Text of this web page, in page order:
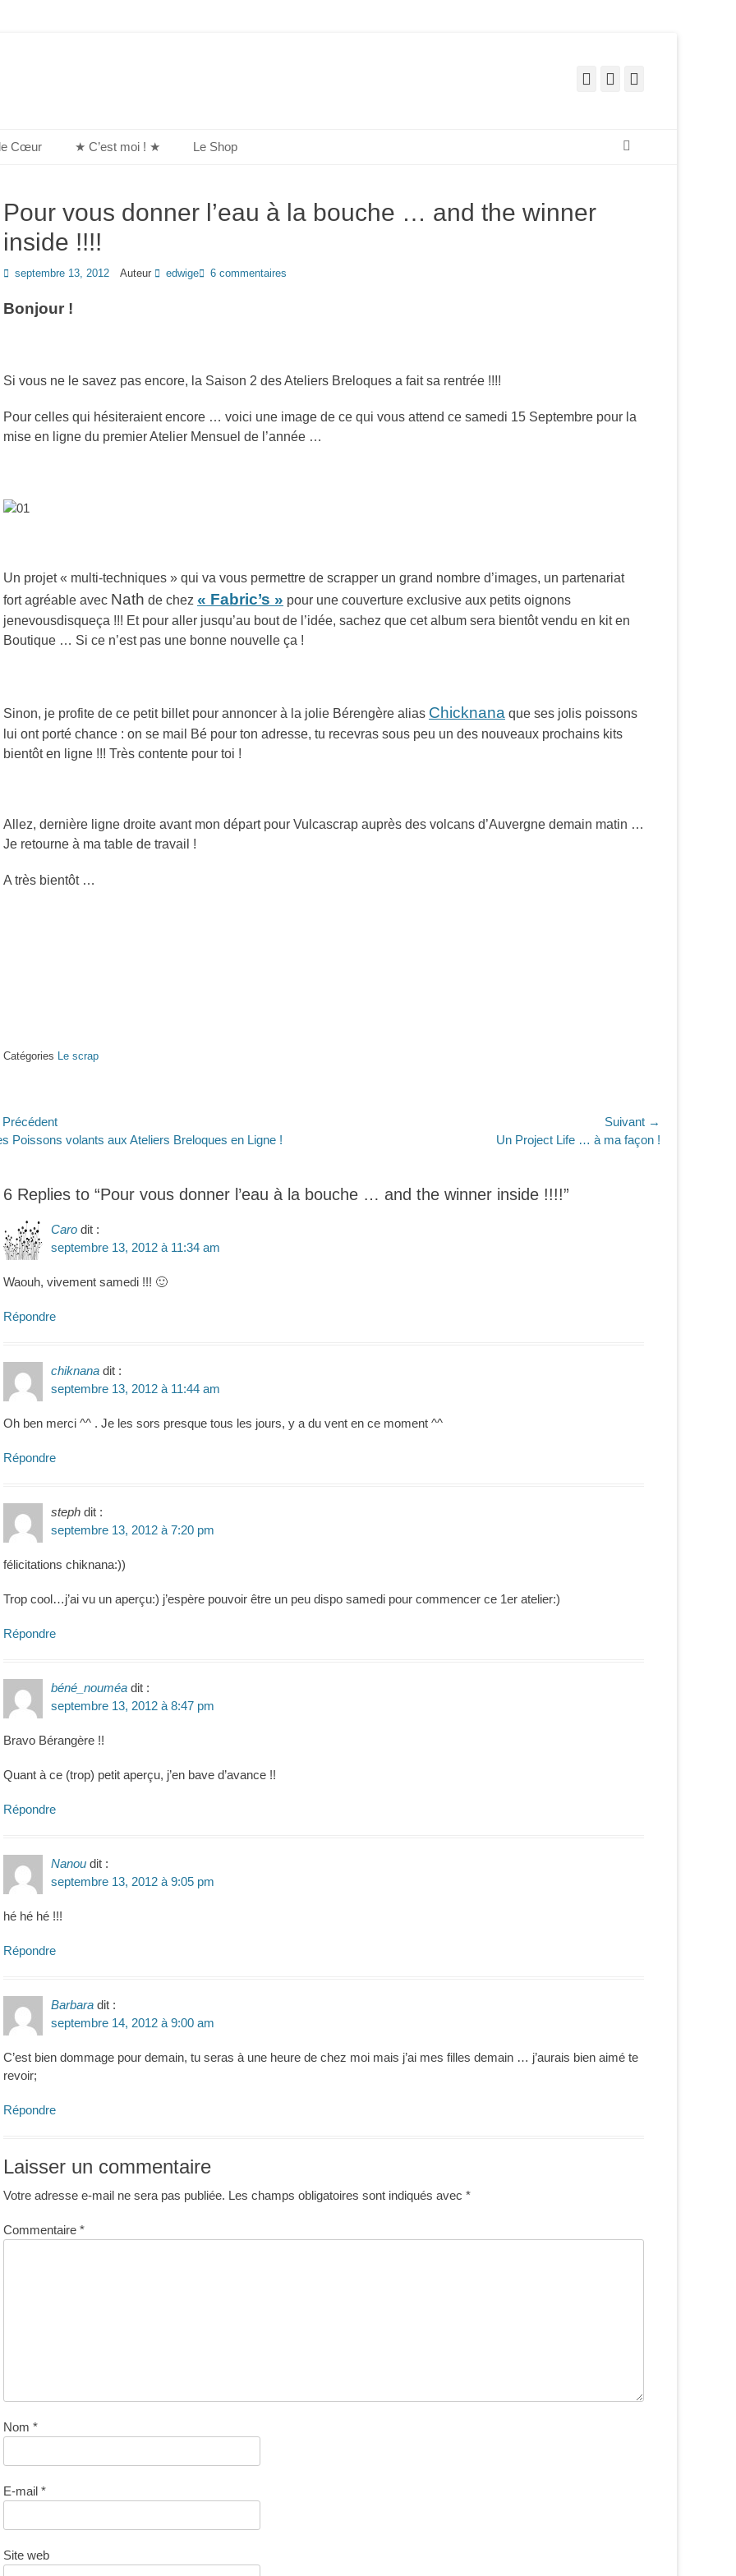
FacebookPinterest
Cœur ★ C’est moi ! ★ Le Shop
Pour vous donner l’eau à la bouche … and the winner
inside !!!!
Posted
septembre 13, 2012 Auteur edwige 6 commentaires
Bonjour !
Si vous ne le savez pas encore, la Saison 2 des Ateliers Breloques a fait sa rentrée !!!!
Pour celles qui hésiteraient encore … voici une image de ce qui vous attend ce samedi 15 Septembre pour la
mise en ligne du premier Atelier Mensuel de l’année …
Un projet « multi-techniques » qui va vous permettre de scrapper un grand nombre d’images, un partenariat
fort agréable avec Nath de chez « Fabric’s » pour une couverture exclusive aux petits oignons
jenevousdisqueça !!! Et pour aller jusqu’au bout de l’idée, sachez que cet album sera bientôt vendu en kit en
Boutique … Si ce n’est pas une bonne nouvelle ça !
Sinon, je profite de ce petit billet pour annoncer à la jolie Bérengère alias Chicknana que ses jolis poissons
lui ont porté chance : on se mail Bé pour ton adresse, tu recevras sous peu un des nouveaux prochains kits
bientôt en ligne !!! Très contente pour toi !
Allez, dernière ligne droite avant mon départ pour Vulcascrap auprès des volcans d’Auvergne demain matin …
Je retourne à ma table de travail !
A très bientôt …
Catégories Le scrap
Poissons volants aux Ateliers Breloques en Ligne !
Suivant →
Un Project Life … à ma façon !
6 Replies to “Pour vous donner l’eau à la bouche … and the winner inside !!!!”
Caro dit :
septembre 13, 2012 à 11:34 am
Waouh, vivement samedi !!! 🙂
Répondre
chiknana dit :
septembre 13, 2012 à 11:44 am
Oh ben merci ^^ . Je les sors presque tous les jours, y a du vent en ce moment ^^
Répondre
steph dit :
septembre 13, 2012 à 7:20 pm
félicitations chiknana:))
Trop cool…j’ai vu un aperçu:) j’espère pouvoir être un peu dispo samedi pour commencer ce 1er atelier:)
Répondre
béné_nouméa dit :
septembre 13, 2012 à 8:47 pm
Bravo Bérangère !!
Quant à ce (trop) petit aperçu, j’en bave d’avance !!
Répondre
Nanou dit :
septembre 13, 2012 à 9:05 pm
hé hé hé !!!
Répondre
Barbara dit :
septembre 14, 2012 à 9:00 am
C’est bien dommage pour demain, tu seras à une heure de chez moi mais j’ai mes filles demain … j’aurais bien aimé te
revoir;
Répondre
Laisser un commentaire
Votre adresse e-mail ne sera pas publiée. Les champs obligatoires sont indiqués avec *
Commentaire *
Nom *
E-mail *
Site web